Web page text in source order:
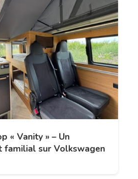
« Vanity » – Un
familial sur Volkswagen